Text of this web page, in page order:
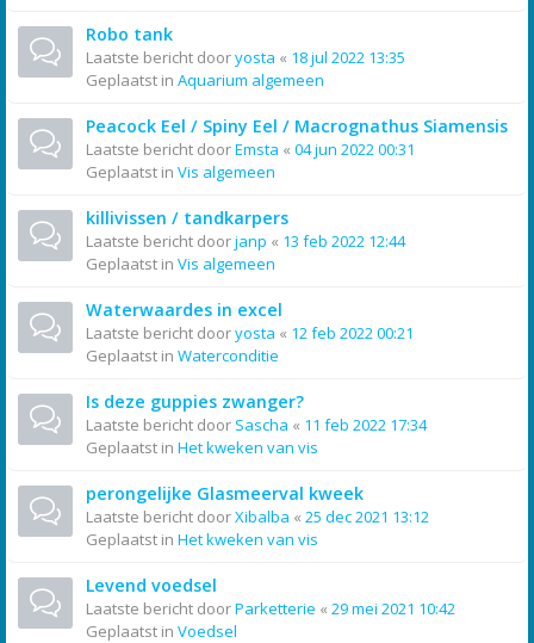
Robo tank
Laatste bericht dooryosta « 18 jul 2022 13:35
Geplaatst in Aquarium algemeen
Peacock Eel / Spiny Eel / Macrognathus Siamensis
Laatste bericht doorEmsta « 04 jun 2022 00:31
Geplaatst in Vis algemeen
killivissen / tandkarpers
Laatste bericht doorjanp « 13 feb 2022 12:44
Geplaatst in Vis algemeen
Waterwaardes in excel
Laatste bericht dooryosta « 12 feb 2022 00:21
Geplaatst in Waterconditie
Is deze guppies zwanger?
Laatste bericht door Sascha « 11 feb 2022 17:34
Geplaatst in Het kweken van vis
perongelijke Glasmeerval kweek
Laatste bericht doorXibalba « 25 dec 2021 13:12
Geplaatst in Het kweken van vis
Levend voedsel
Laatste bericht doorParketterie « 29 mei 2021 10:42
Geplaatst in Voedsel